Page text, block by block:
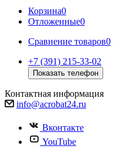
Корзина0
Отложенные0
Сравнение товаров0
+7 (391) 215-33-02
Показать телефон
Контактная информация
info@acrobat24.ru
Вконтакте
YouTube